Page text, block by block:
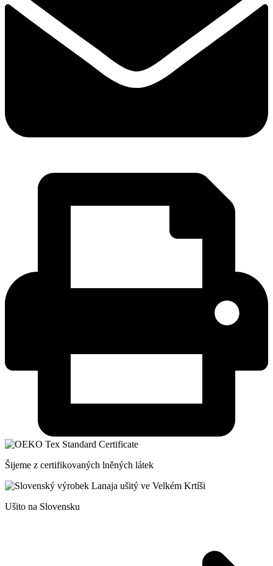
Šijeme z certifikovaných lněných látek
Ušito na Slovensku